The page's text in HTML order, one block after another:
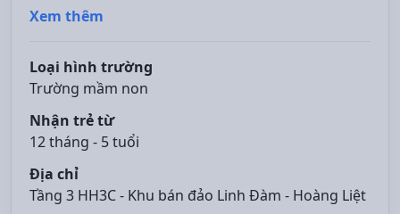
Xem thêm
Loại hình trường
Trường mầm non
Nhận trẻ từ
12 tháng - 5 tuổi
Địa chỉ
Tầng 3 HH3C - Khu bán đảo Linh Đàm - Hoàng Liệt